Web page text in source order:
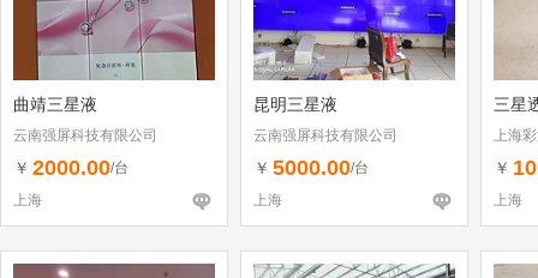
曲靖三星液
云南强屏科技有限公司
￥ 2000.00/台
上海
昆明三星液
云南强屏科技有限公司
￥ 5000.00/台
上海
三星
上海
￥
上海